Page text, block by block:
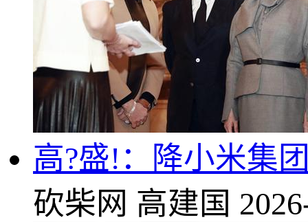
高?盛!：降小米集
砍柴网 高建国